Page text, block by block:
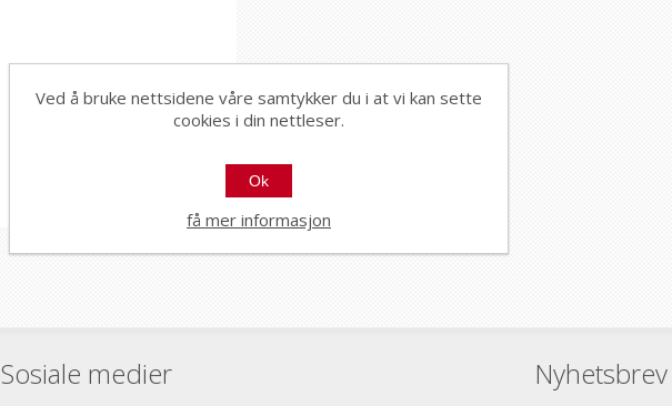
Sosiale medier Nyhetsbrev
Ved å bruke nettsidene våre samtykker du i at vi kan sette
cookies i din nettleser.
Ok
få mer informasjon